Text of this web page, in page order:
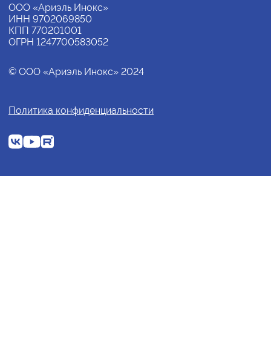
ООО «Ариэль Инокс»
ИНН 9702069850
КПП 770201001
ОГРН 1247700583052
© ООО «Ариэль Инокс» 2024
Политика конфиденциальности